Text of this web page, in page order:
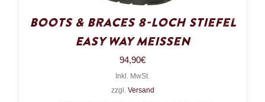
Boots & Braces 8-Loch Stiefel
Easy Way Meissen
94,90€
Inkl. MwSt.
zzgl. Versand